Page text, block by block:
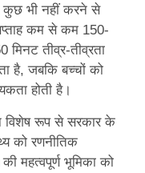
कुछ भी नहीं करने से
कम से कम 150-
मिनट तीव्र-तीव्रता
है, जबकि बच्चों को
होती है।
विशेष रूप से सरकार के
को रणनीतिक
महत्वपूर्ण भूमिका को